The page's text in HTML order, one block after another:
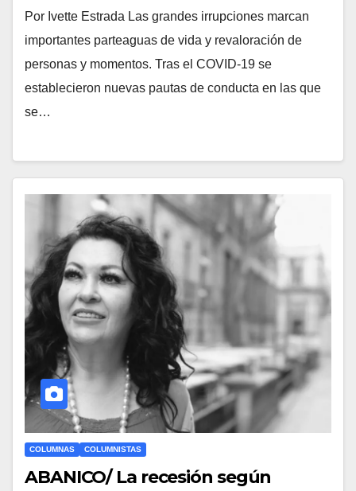
Por Ivette Estrada Las grandes irrupciones marcan
importantes parteaguas de vida y revaloración de
personas y momentos. Tras el COVID-19 se
establecieron nuevas pautas de conducta en las que
se…
COLUMNAS COLUMNISTAS
ABANICO/ La recesión según